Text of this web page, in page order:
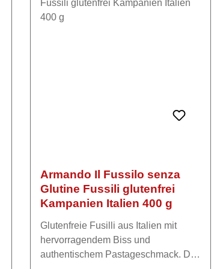
Armando Il Fussilo senza
Glutine Fussili glutenfrei
Kampanien Italien 400 g
Glutenfreie Fusilli aus Italien mit
hervorragendem Biss und
authentischem Pastageschmack. Die